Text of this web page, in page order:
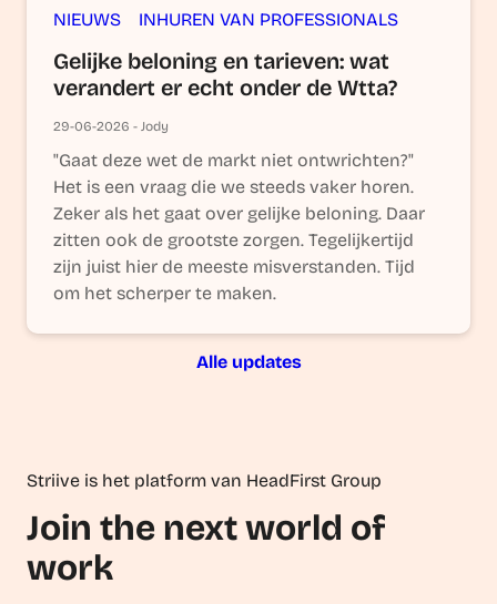
NIEUWS INHUREN VAN PROFESSIONALS
Gelijke beloning en tarieven: wat
verandert er echt onder de Wtta?
29-06-2026 - Jody
"Gaat deze wet de markt niet ontwrichten?"
Het is een vraag die we steeds vaker horen.
Zeker als het gaat over gelijke beloning. Daar
zitten ook de grootste zorgen. Tegelijkertijd
zijn juist hier de meeste misverstanden. Tijd
om het scherper te maken.
Alle updates
Striive is het platform van HeadFirst Group
Join the next world of
work